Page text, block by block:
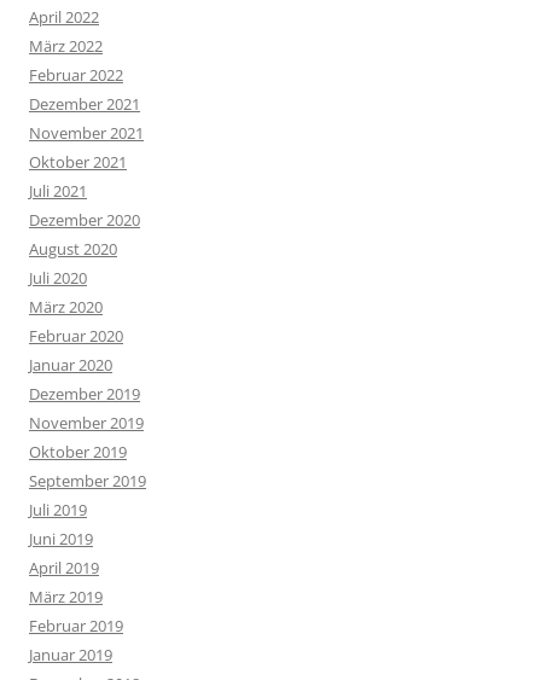
April 2022
März 2022
Februar 2022
Dezember 2021
November 2021
Oktober 2021
Juli 2021
Dezember 2020
August 2020
Juli 2020
März 2020
Februar 2020
Januar 2020
Dezember 2019
November 2019
Oktober 2019
September 2019
Juli 2019
Juni 2019
April 2019
März 2019
Februar 2019
Januar 2019